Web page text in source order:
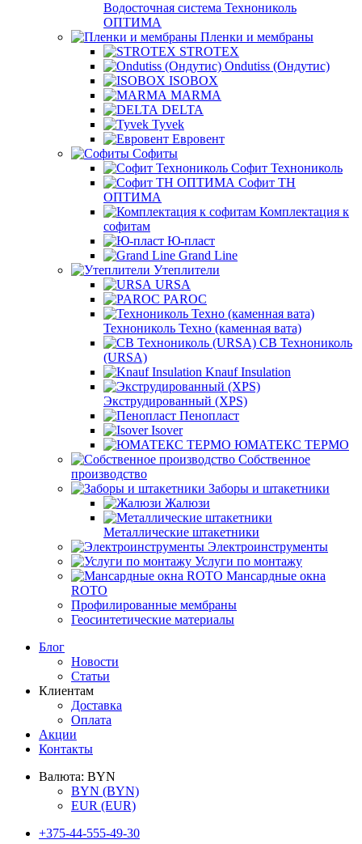
Водосточная система Технониколь
ОПТИМА
Пленки и мембраны
STROTEX
Ondutiss (Ондутис)
ISOBOX
MARMA
DELTA
Tyvek
Евровент
Софиты
Софит Технониколь
Софит ТН
ОПТИМА
Комплектация к
софитам
Ю-пласт
Grand Line
Утеплители
URSA
PAROC
Технониколь Техно (каменная вата)
СВ Технониколь
(URSA)
Knauf Insulation
Экструдированный (XPS)
Пенопласт
Isover
ЮМАТЕКС ТЕРМО
Собственное
производство
Заборы и штакетники
Жалюзи
Металлические штакетники
Электроинструменты
Услуги по монтажу
Мансардные окна
ROTO
Профилированные мембраны
Геосинтетические материалы
Блог
Новости
Статьи
Клиентам
Доставка
Оплата
Акции
Контакты
Валюта: BYN
BYN (BYN)
EUR (EUR)
+375-44-555-49-30